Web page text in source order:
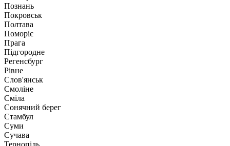
Познань
Покровськ
Полтава
Поморіє
Прага
Підгородне
Регенсбург
Рівне
Слов'янськ
Смоліне
Сміла
Сонячний берег
Стамбул
Суми
Сучава